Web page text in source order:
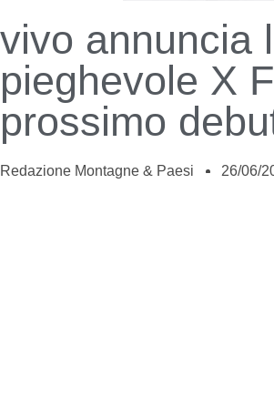
vivo annuncia
pieghevole X
prossimo
Redazione Montagne & Paesi 26/06/